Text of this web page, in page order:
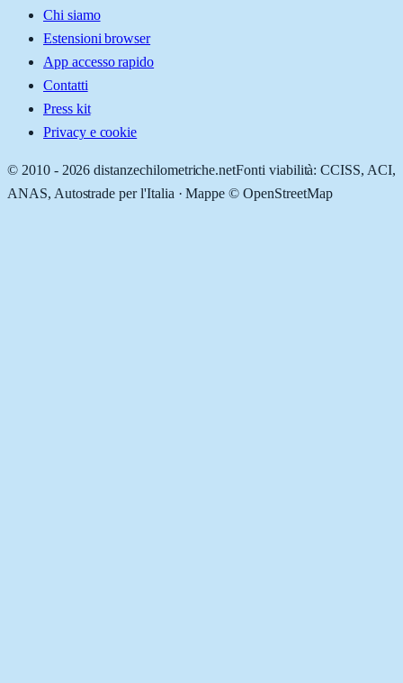
Chi siamo
Estensioni browser
App accesso rapido
Contatti
Press kit
Privacy e cookie
© 2010 - 2026 distanzechilometriche.netFonti viabilità: CCISS, ACI,
ANAS, Autostrade per l'Italia · Mappe © OpenStreetMap